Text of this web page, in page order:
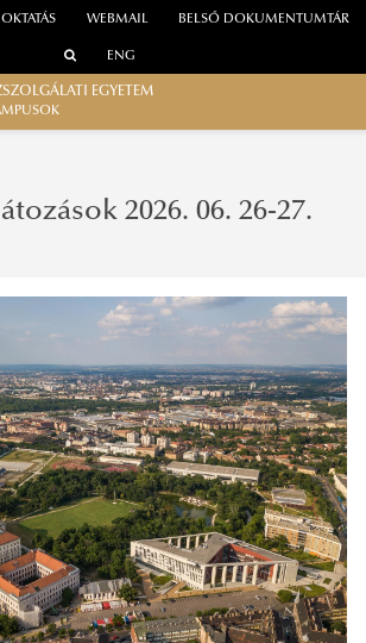
WEBMAIL BELSŐ DOKUMENTUMTÁR
ENG
EGYETEM
2026. 06. 26-27.